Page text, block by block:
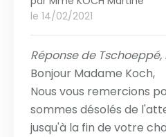
le 14/02/2021
Réponse de Tschoeppé,
Bonjour Madame Koch,
Nous vous remercions
sommes désolés de
jusqu'à la fin de votre